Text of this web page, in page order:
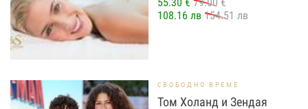
108.16 лв 154.51 лв
СВОБОДНО ВРЕМЕ
Том Холанд и Зендая